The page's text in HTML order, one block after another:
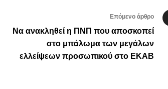
Επόμενο άρθρο
Να ανακληθεί η ΠΝΠ που αποσκοπεί
στο μπάλωμα των μεγάλων
ελλείψεων προσωπικού στο ΕΚΑΒ